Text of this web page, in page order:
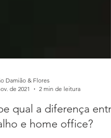
de 2021
2 min de leitura
qual a diferença entre